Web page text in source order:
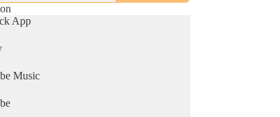
App
Music